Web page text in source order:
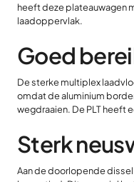
heeft deze plateauwagen
laadoppervlak.
Goed
De sterke multiplex
omdat de aluminium
wegdraaien. De PLT heeft
Sterk
Aan de doorlopende